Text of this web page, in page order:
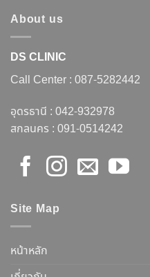
About us
DS CLINIC
Call Center : 087-5282442
อุดรธานี : 042-932978
สกลนคร : 091-0514242
Site Map
หน้าหลัก